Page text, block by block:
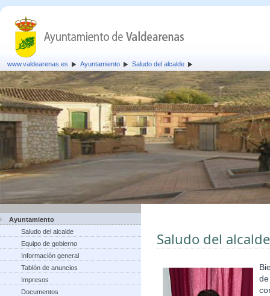
www.valdearenas.es Ayuntamiento Saludo del alcalde
Ayuntamiento
Saludo del alcalde
Equipo de gobierno
Información general
Tablón de anuncios
Impresos
Documentos
Saludo del alcalde